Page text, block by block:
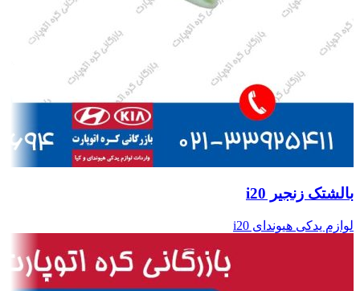
بالشتک زنجیر i20
لوازم یدکی هیوندای i20